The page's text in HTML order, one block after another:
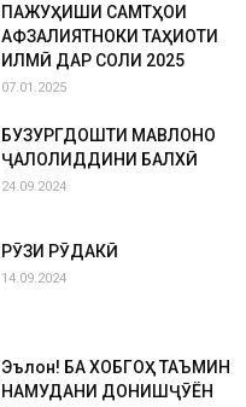
ПАЖУҲИШИ САМТҲОИ
АФЗАЛИЯТНОКИ ТАҲҚИҚОТИ
ИЛМӢ ДАР СОЛИ 2025
07.01.2025
БУЗУРГДОШТИ МАВЛОНО
ҶАЛОЛИДДИНИ БАЛХӢ
24.09.2024
РӮЗИ РӮДАКӢ
14.09.2024
Эълон! БА ХОБГОҲ ТАЪМИН
НАМУДАНИ ДОНИШҶӮЁН